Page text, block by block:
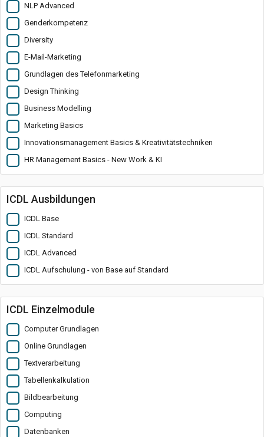
NLP Advanced
Genderkompetenz
Diversity
E-Mail-Marketing
Grundlagen des Telefonmarketing
Design Thinking
Business Modelling
Marketing Basics
Innovationsmanagement Basics & Kreativitätstechniken
HR Management Basics - New Work & KI
ICDL Ausbildungen
ICDL Base
ICDL Standard
ICDL Advanced
ICDL Aufschulung - von Base auf Standard
ICDL Einzelmodule
Computer Grundlagen
Online Grundlagen
Textverarbeitung
Tabellenkalkulation
Bildbearbeitung
Computing
Datenbanken